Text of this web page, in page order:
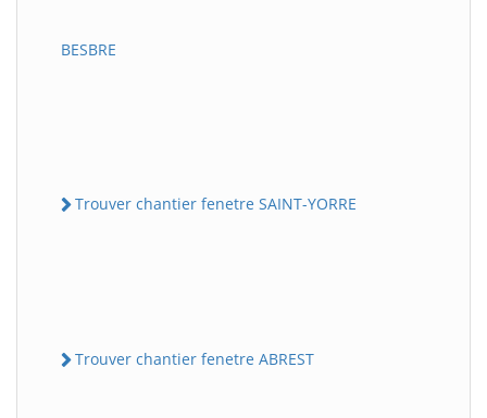
BESBRE
Trouver chantier fenetre SAINT-YORRE
Trouver chantier fenetre ABREST